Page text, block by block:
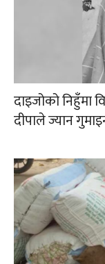
दाइजोको निहुँमा
दीपाले ज्यान